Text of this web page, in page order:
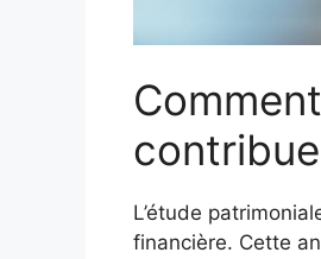
L’étude
financière. Cette